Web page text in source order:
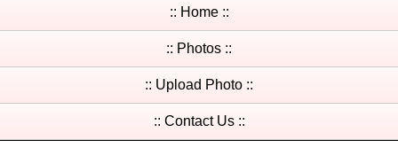
:: Home ::
:: Photos ::
:: Upload Photo ::
:: Contact Us ::